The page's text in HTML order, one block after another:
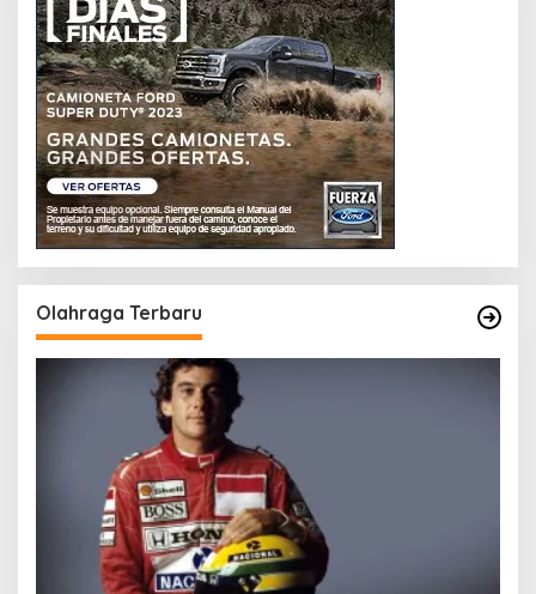
Olahraga Terbaru